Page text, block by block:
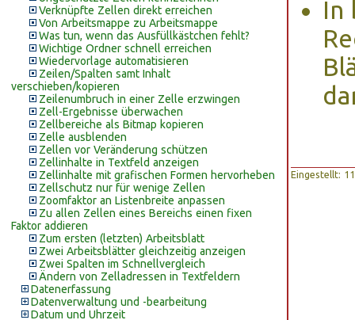
Verknüpfte Zellen direkt erreichen
Von Arbeitsmappe zu Arbeitsmappe
Was tun, wenn das Ausfüllkästchen fehlt?
Wichtige Ordner schnell erreichen
Wiedervorlage automatisieren
Zeilen/Spalten samt Inhalt
verschieben/kopieren
Zeilenumbruch in einer Zelle erzwingen
Zell-Ergebnisse überwachen
Zellbereiche als Bitmap kopieren
Zelle ausblenden
Zellen vor Veränderung schützen
Zellinhalte in Textfeld anzeigen
Zellinhalte mit grafischen Formen hervorheben
Zellschutz nur für wenige Zellen
Zoomfaktor an Listenbreite anpassen
Zu allen Zellen eines Bereichs einen fixen
Faktor addieren
Zum ersten (letzten) Arbeitsblatt
Zwei Arbeitsblätter gleichzeitig anzeigen
Zwei Spalten im Schnellvergleich
Ändern von Zelladressen in Textfeldern
Datenerfassung
Datenverwaltung und -bearbeitung
Datum und Uhrzeit
In
Eingestellt: